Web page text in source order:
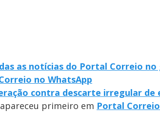
as notícias do Portal Correio no
no WhatsApp
contra descarte irregular de
apareceu primeiro em Portal